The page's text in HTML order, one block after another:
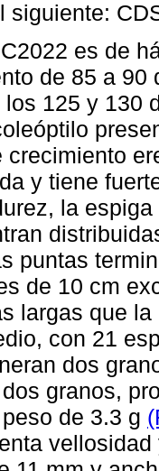
siguiente:
es de
de 85 a
los 125 y 130
crecimiento
y tiene
la
puntas
de 10 cm
largas que
con 21
dos
granos,
de 3.3 g